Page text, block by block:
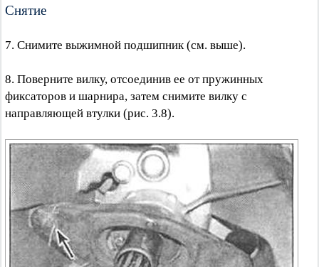
Снятие
7. Снимите выжимной подшипник (см. выше).
8. Поверните вилку, отсоединив ее от пружинных
фиксаторов и шарнира, затем снимите вилку с
направляющей втулки (рис. 3.8).